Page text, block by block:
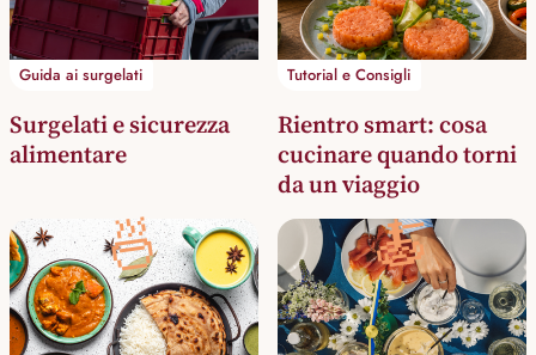
Guida ai surgelati
Surgelati e sicurezza
alimentare
Tutorial e Consigli
Rientro smart: cosa
cucinare quando torni
da un viaggio
🍜 🍝